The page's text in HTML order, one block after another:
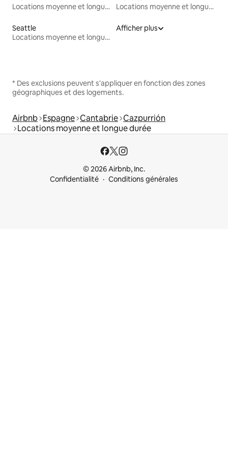
Locations moyenne et longue durée
Locations moyenne et longue durée
Seattle
Locations moyenne et longue durée
Afficher plus
* Des exclusions peuvent s'appliquer en fonction des zones
géographiques et des logements.
Airbnb Espagne Cantabrie Cazpurrión
Locations moyenne et longue durée
© 2026 Airbnb, Inc.
Confidentialité
Conditions générales